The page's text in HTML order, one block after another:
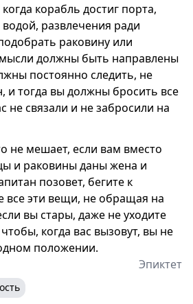
корабль достиг порта,
развлечения ради
раковину или
должны быть направлены
постоянно следить, не
и тогда вы должны бросить все
не связали и не забросили на
не мешает, если вам вместо
и раковины даны жена и
позовет, бегите к
все эти вещи, не обращая на
вы стары, даже не уходите
когда вас вызовут, вы не
положении.
Эпиктет